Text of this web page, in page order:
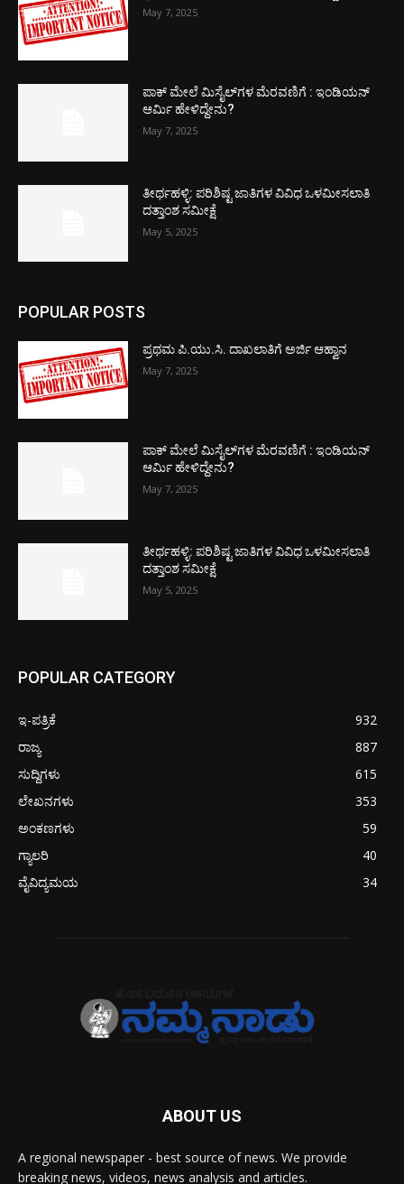
May 7, 2025
ಪಾಕ್​ ಮೇಲೆ ಮಿಸೈಲ್​ಗಳ ಮೆರವಣಿಗೆ : ಇಂಡಿಯನ್
ಆರ್ಮಿ ಹೇಳಿದ್ದೇನು?
May 7, 2025
ತೀರ್ಥಹಳ್ಳಿ: ಪರಿಶಿಷ್ಟ ಜಾತಿಗಳ ವಿವಿಧ ಒಳಮೀಸಲಾತಿ
ದತ್ತಾಂಶ ಸಮೀಕ್ಷೆ
May 5, 2025
POPULAR POSTS
ಪ್ರಥಮ ಪಿ.ಯು.ಸಿ. ದಾಖಲಾತಿಗೆ ಅರ್ಜಿ ಆಹ್ವಾನ
May 7, 2025
ಪಾಕ್​ ಮೇಲೆ ಮಿಸೈಲ್​ಗಳ ಮೆರವಣಿಗೆ : ಇಂಡಿಯನ್
ಆರ್ಮಿ ಹೇಳಿದ್ದೇನು?
May 7, 2025
ತೀರ್ಥಹಳ್ಳಿ: ಪರಿಶಿಷ್ಟ ಜಾತಿಗಳ ವಿವಿಧ ಒಳಮೀಸಲಾತಿ
ದತ್ತಾಂಶ ಸಮೀಕ್ಷೆ
May 5, 2025
POPULAR CATEGORY
ಇ-ಪತ್ರಿಕೆ
932
ರಾಜ್ಯ
887
ಸುದ್ದಿಗಳು
615
ಲೇಖನಗಳು
353
ಅಂಕಣಗಳು
59
ಗ್ಯಾಲರಿ
40
ವೈವಿದ್ಯಮಯ
34
ABOUT US
A regional newspaper - best source of news. We provide
breaking news, videos, news analysis and articles.